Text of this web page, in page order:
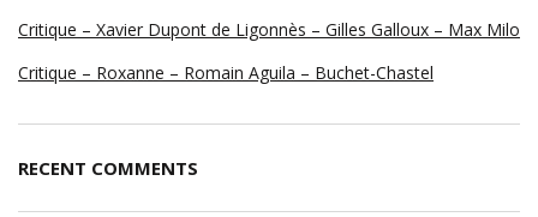
Critique – Xavier Dupont de Ligonnès – Gilles Galloux – Max Milo
Critique – Roxanne – Romain Aguila – Buchet-Chastel
RECENT COMMENTS